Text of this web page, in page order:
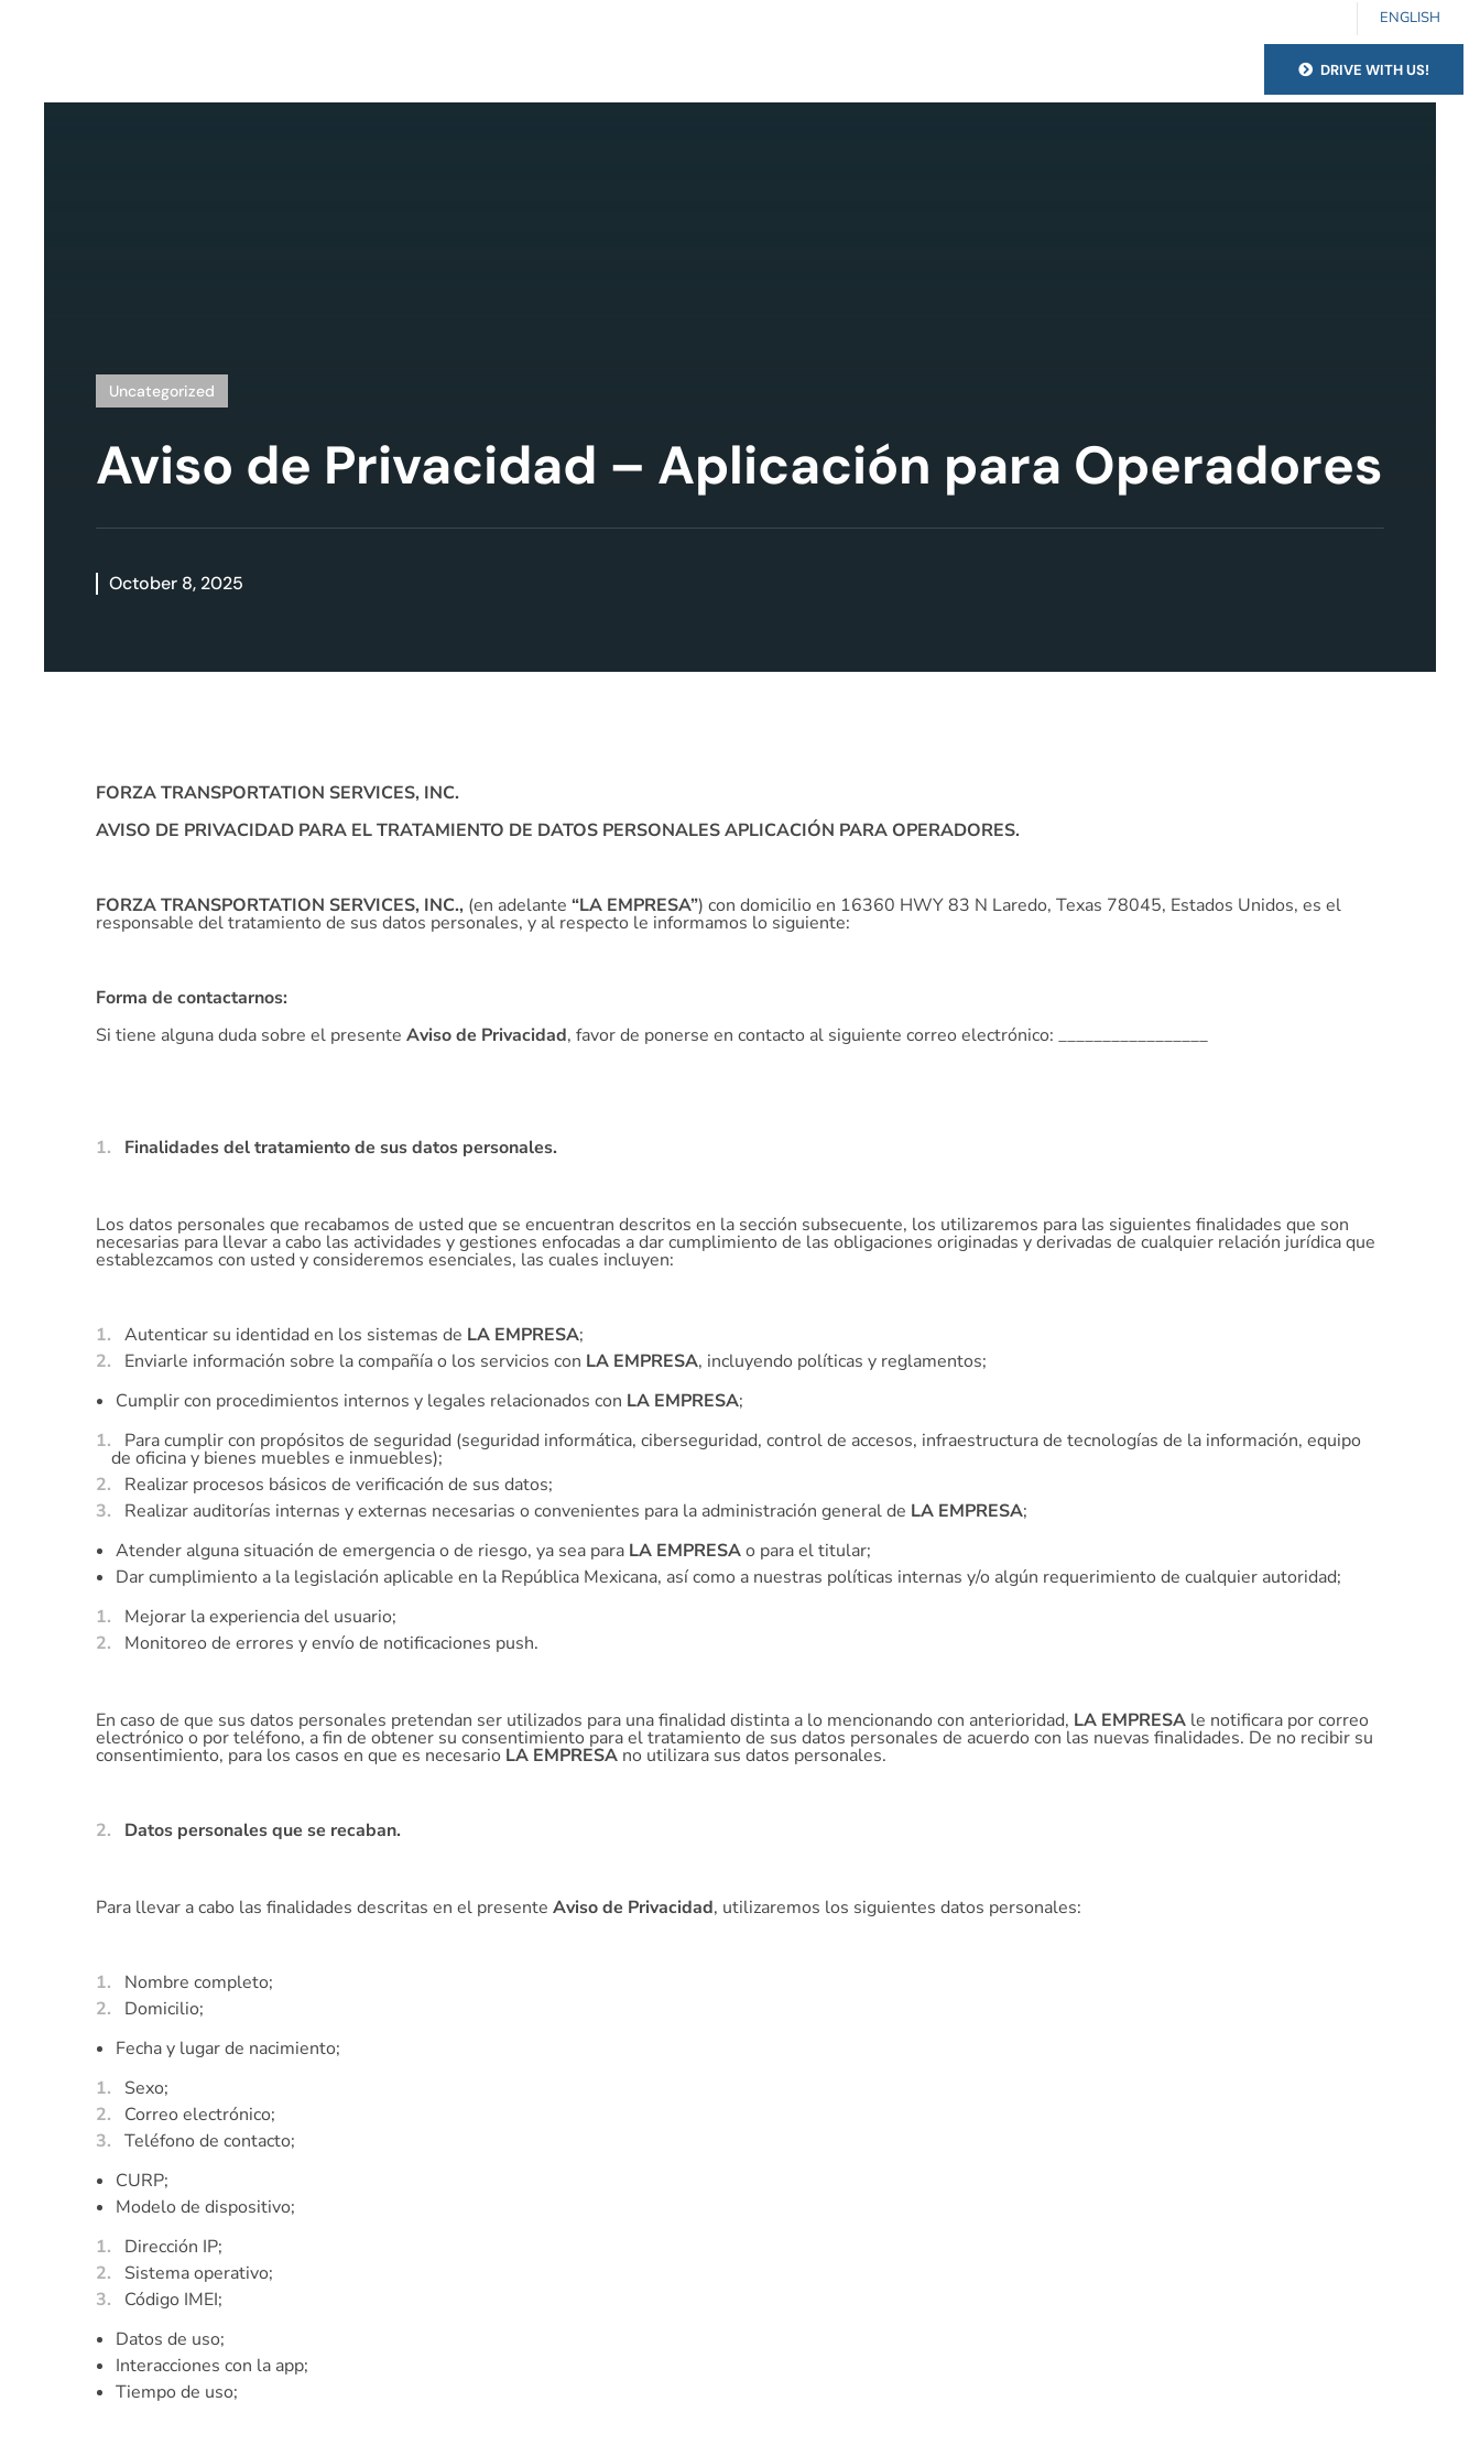
ENGLISH
DRIVE WITH US!
Uncategorized
Aviso de Privacidad – Aplicación para Operadores
October 8, 2025
FORZA TRANSPORTATION SERVICES, INC.
AVISO DE PRIVACIDAD PARA EL TRATAMIENTO DE DATOS PERSONALES APLICACIÓN PARA OPERADORES.
FORZA TRANSPORTATION SERVICES, INC., (en adelante “LA EMPRESA”) con domicilio en 16360 HWY 83 N Laredo, Texas 78045, Estados Unidos, es el
responsable del tratamiento de sus datos personales, y al respecto le informamos lo siguiente:
Forma de contactarnos:
Si tiene alguna duda sobre el presente Aviso de Privacidad, favor de ponerse en contacto al siguiente correo electrónico: _________________
Finalidades del tratamiento de sus datos personales.
Los datos personales que recabamos de usted que se encuentran descritos en la sección subsecuente, los utilizaremos para las siguientes finalidades que son
necesarias para llevar a cabo las actividades y gestiones enfocadas a dar cumplimiento de las obligaciones originadas y derivadas de cualquier relación jurídica que
establezcamos con usted y consideremos esenciales, las cuales incluyen:
Autenticar su identidad en los sistemas de LA EMPRESA;
Enviarle información sobre la compañía o los servicios con LA EMPRESA, incluyendo políticas y reglamentos;
Cumplir con procedimientos internos y legales relacionados con LA EMPRESA;
Para cumplir con propósitos de seguridad (seguridad informática, ciberseguridad, control de accesos, infraestructura de tecnologías de la información, equipo
de oficina y bienes muebles e inmuebles);
Realizar procesos básicos de verificación de sus datos;
Realizar auditorías internas y externas necesarias o convenientes para la administración general de LA EMPRESA;
Atender alguna situación de emergencia o de riesgo, ya sea para LA EMPRESAo para el titular;
Dar cumplimiento a la legislación aplicable en la República Mexicana, así como a nuestras políticas internas y/o algún requerimiento de cualquier autoridad;
Mejorar la experiencia del usuario;
Monitoreo de errores y envío de notificaciones push.
En caso de que sus datos personales pretendan ser utilizados para una finalidad distinta a lo mencionando con anterioridad, LA EMPRESA le notificara por correo
electrónico o por teléfono, a fin de obtener su consentimiento para el tratamiento de sus datos personales de acuerdo con las nuevas finalidades. De no recibir su
consentimiento, para los casos en que es necesario LA EMPRESA no utilizara sus datos personales.
Datos personales que se recaban.
Para llevar a cabo las finalidades descritas en el presente Aviso de Privacidad, utilizaremos los siguientes datos personales:
Nombre completo;
Domicilio;
Fecha y lugar de nacimiento;
Sexo;
Correo electrónico;
Teléfono de contacto;
CURP;
Modelo de dispositivo;
Dirección IP;
Sistema operativo;
Código IMEI;
Datos de uso;
Interacciones con la app;
Tiempo de uso;